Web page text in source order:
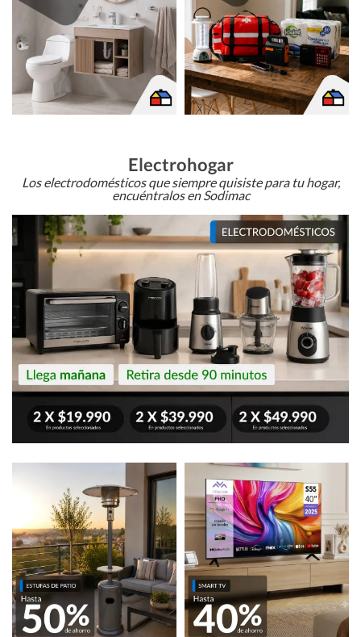
Electrohogar
Los electrodomésticos que siempre quisiste para tu hogar,
encuéntralos en Sodimac